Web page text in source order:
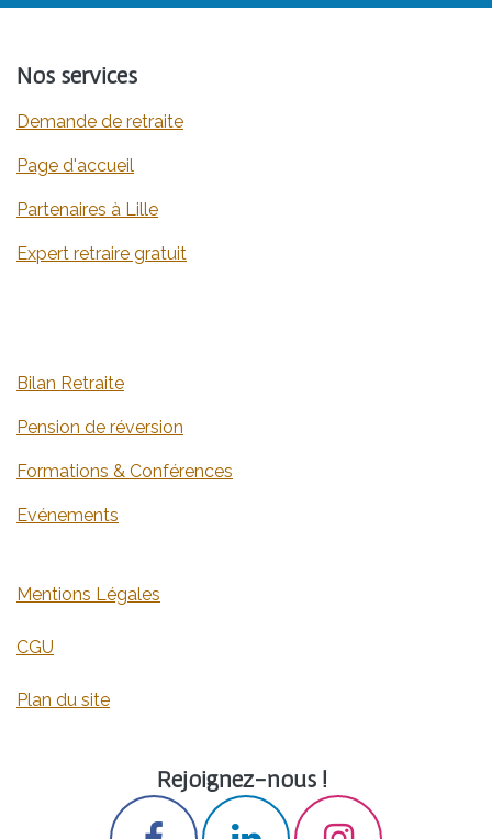
Nos services
Demande de retraite
​​​​​​​​​​​​​​​​​​​​​​​​​​​​​​​​​​​​Page d'accueil
​​​​​​​​​​​​​​​​​​​​​​​​​​​​​​​​Partenaires à Lille
Expert retraire gratuit
​​​​​​​​B​i​lan​ ​R​e​tr​a​ite
​​​​​​​​​​​​​​​​​​​​​​​​​​​​​​​​​​​​P​e​nsion de réversi​o​n
​​​​​​​​​​​​​​​​​​​​​​​​​​​​​​​​​F​orm​atio​n​s​ ​&​ ​C​on​fé​re​nce​s
​​​​​​​​​​​​​​​​​​​​​​​​​​​​​​​​​​​​​​​​​​​​​​E​v​é​n​e​me​nt​s
M​en​tions ​L​é​g​a​les
​​C​G​U
Plan du site
Rejoignez-nous !